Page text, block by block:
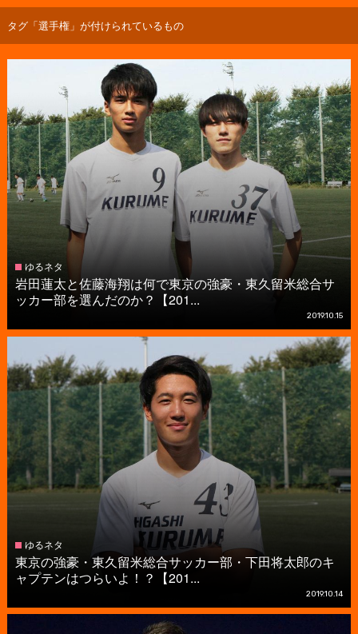
タグ「選手権」が付けられているもの
ゆるネタ
岩田蓮太と佐藤海翔は何で東京の強豪・東久留米総合サ
ッカー部を選んだのか？【201...
2019.10.15
ゆるネタ
東京の強豪・東久留米総合サッカー部・下田将太郎のキ
ャプテンはつらいよ！？【201...
2019.10.14